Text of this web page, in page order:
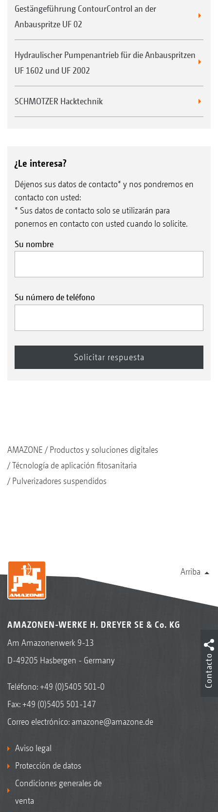
Gestängeführung ContourControl an der
Anbauspritze UF 02
Hydraulischer Pumpenantrieb für die Anbauspritzen
UF 1602 und UF 2002
SCHMOTZER Hacktechnik
¿Le interesa?
Déjenos sus datos de contacto* y nos pondremos en
contacto con usted:
* Sus datos de contacto solo se utilizarán para
ponernos en contacto con usted cuando lo solicite.
Su nombre
Su número de teléfono
AMAZONE
Productos y soluciones digitales
Técnología de aplicación fitosanitaria
Pulverizadores suspendidos
Arriba
AMAZONEN-WERKE H. DREYER SE & Co. KG
Am Amazonenwerk 9-13
D-49205 Hasbergen - Germany
Teléfono:+49 (0)5405 501-0
Fax: +49 (0)5405 501-147
Correo electrónico: amazone@amazone.de
Aviso legal
Protección de datos
Condiciones generales de
venta
Contacto